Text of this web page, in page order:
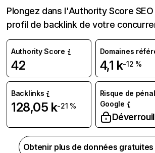
Plongez dans l'Authority Score
profil de backlink de votre
Authority Score
42
Domaines
4,1 k-12 %
Backlinks
128,05 k-21 %
Risque de
Google
Obtenir plus de données